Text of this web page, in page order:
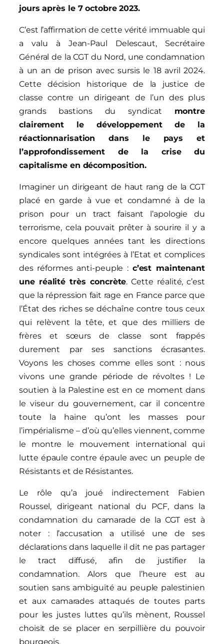
jours après le 7 octobre 2023.
C’est l’affirmation de cette vérité immuable qui
a valu à Jean-Paul Delescaut, Secrétaire
Général de la CGT du Nord, une condamnation
à un an de prison avec sursis le 18 avril 2024.
Cette décision historique de la justice de
classe contre un dirigeant de l’un des plus
grands bastions du syndicat montre
clairement le développement de la
réactionnarisation dans le pays et
l’approfondissement de la crise du
capitalisme en décomposition.
Imaginer un dirigeant de haut rang de la CGT
placé en garde à vue et condamné à de la
prison pour un tract faisant l’apologie du
terrorisme, cela pouvait prêter à sourire il y a
encore quelques années tant les directions
syndicales sont intégrées à l’Etat et complices
des réformes anti-peuple : c’est maintenant
une réalité très concrète. Cette réalité, c’est
que la répression fait rage en France parce que
l’État des riches se déchaîne contre tous ceux
qui relèvent la tête, et que des milliers de
frères et sœurs de classe sont frappés
durement par ses sanctions écrasantes.
Voyons les choses comme elles sont : nous
vivons une grande période de révoltes ! Le
soutien à la Palestine est en ce moment dans
le viseur du gouvernement, car il concentre
toute la haine qu’ont les masses pour
l’impérialisme – d’où qu’elles viennent, comme
le montre le mouvement international qui
lutte épaule contre épaule avec un peuple de
Résistants et de Résistantes.
Le rôle qu’a joué indirectement Fabien
Roussel, dirigeant national du PCF, dans la
condamnation du camarade de la CGT est à
noter : l’accusation a utilisé une de ses
déclarations dans laquelle il dit ne pas partager
le tract diffusé, afin de justifier la
condamnation. Alors que l’heure est au
soutien sans ambiguïté au peuple palestinien
et aux camarades attaqués de toutes parts
pour les justes luttes qu’ils mènent, Roussel
choisit de se placer en serpillière du pouvoir
bourgeois.